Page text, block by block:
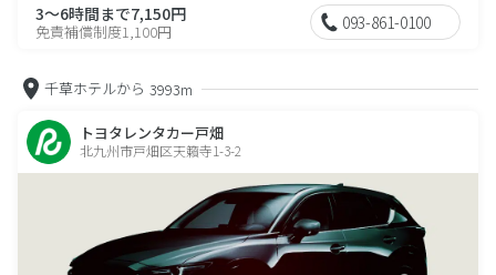
3～6時間まで7,150円
免責補償制度1,100円 093-861-0100
千草ホテルから 3993m
トヨタレンタカー戸畑
北九州市戸畑区天籟寺1-3-2